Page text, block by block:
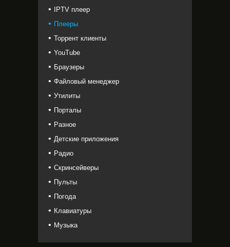
IPTV плеер
Плееры
Торрент клиенты
YouTube
Браузеры
Файловый менеджер
Утилиты
Порталы
Разное
Детские приложения
Радио
Скринсейверы
Пульты
Погода
Клавиатуры
Музыка